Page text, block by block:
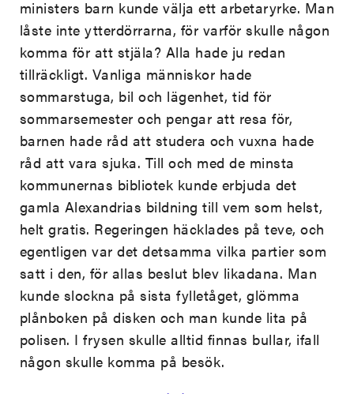
ministers barn kunde välja ett arbetaryrke. Man
låste inte ytterdörrarna, för varför skulle någon
komma för att stjäla? Alla hade ju redan
tillräckligt. Vanliga människor hade
sommarstuga, bil och lägenhet, tid för
sommarsemester och pengar att resa för,
barnen hade råd att studera och vuxna hade
råd att vara sjuka. Till och med de minsta
kommunernas bibliotek kunde erbjuda det
gamla Alexandrias bildning till vem som helst,
helt gratis. Regeringen häcklades på teve, och
egentligen var det detsamma vilka partier som
satt i den, för allas beslut blev likadana. Man
kunde slockna på sista fylletåget, glömma
plånboken på disken och man kunde lita på
polisen. I frysen skulle alltid finnas bullar, ifall
någon skulle komma på besök.